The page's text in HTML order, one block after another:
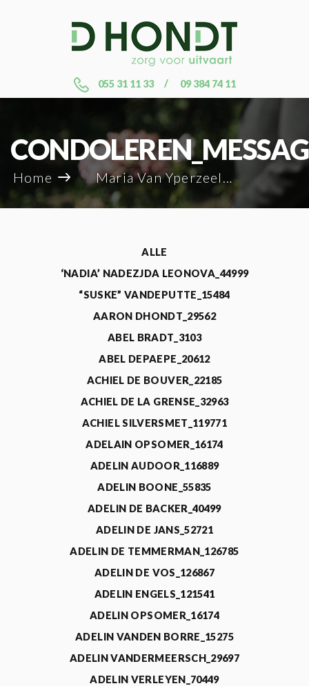
055 31 11 33 09 384 74 11
Home Maria Van Yperzeele_61613
ALLE
‘NADIA’ NADEZJDA LEONOVA_44999
“SUSKE” VANDEPUTTE_15484
AARON DHONDT_29562
ABEL BRADT_3103
ABEL DEPAEPE_20612
ACHIEL DE BOUVER_22185
ACHIEL DE LA GRENSE_32963
ACHIEL SILVERSMET_119771
ADELAIN OPSOMER_16174
ADELIN AUDOOR_116889
ADELIN BOONE_55835
ADELIN DE BACKER_40499
ADELIN DE JANS_52721
ADELIN DE TEMMERMAN_126785
ADELIN DE VOS_126867
ADELIN ENGELS_121541
ADELIN OPSOMER_16174
ADELIN VANDEN BORRE_15275
ADELIN VANDERMEERSCH_29697
ADELIN VERLEYEN_70449